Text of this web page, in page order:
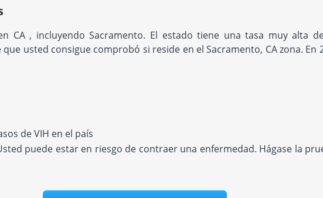
CA , incluyendo Sacramento. El estado tiene una tasa muy alta
usted consigue comprobó si reside en el Sacramento, CA zona. En
de VIH en el país
puede estar en riesgo de contraer una enfermedad. Hágase la